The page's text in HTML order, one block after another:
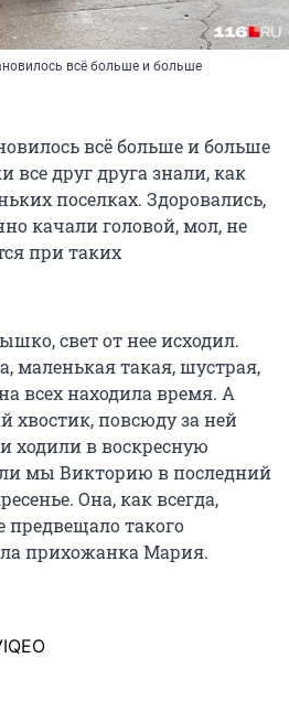
всё больше и больше
всё больше и больше
все друг друга знали, как
поселках. Здоровались,
качали головой, мол, не
при таких
свет от нее исходил.
маленькая такая, шустрая,
всех находила время. А
хвостик, повсюду за ней
ходили в воскресную
мы Викторию в последний
Она, как всегда,
предвещало такого
прихожанка Мария.